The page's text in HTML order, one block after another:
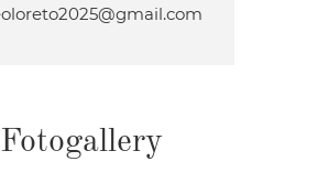
Fotogallery